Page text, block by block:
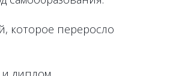
которое переросло